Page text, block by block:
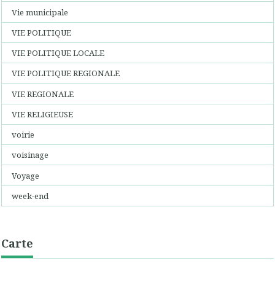
Vie municipale
VIE POLITIQUE
VIE POLITIQUE LOCALE
VIE POLITIQUE REGIONALE
VIE REGIONALE
VIE RELIGIEUSE
voirie
voisinage
Voyage
week-end
Carte